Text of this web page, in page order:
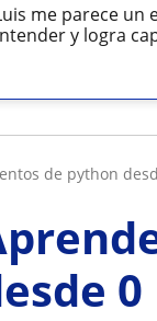
me parece
y logra
de python
0